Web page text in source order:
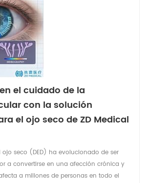
el cuidado de la
con la solución
el ojo seco de ZD Medical
ojo seco (DED) ha evolucionado de ser
a convertirse en una afección crónica y
a millones de personas en todo el